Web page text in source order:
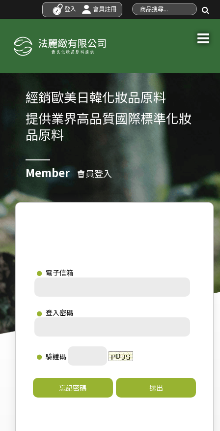
登入 會員註冊
經銷歐美日韓化妝品原料
提供業界高品質國際標準化妝
品原料
Member 會員登入
電子信箱
登入密碼
驗證碼
忘記密碼 送出